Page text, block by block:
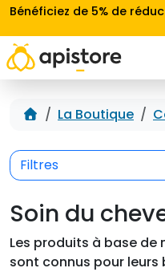
Aller au contenu
Bénéficiez de 5% de
Accueil
La Boutique
Filtres
Soin du
Les produits à base de
sont connus pour leurs